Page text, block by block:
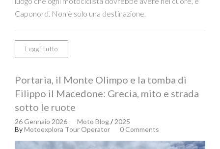
Caponord. Non è solo una destinazione.
Leggi tutto
Portaria, il Monte Olimpo e la tomba di
Filippo il Macedone: Grecia, mito e strada
sotto le ruote
26 Gennaio 2026 Moto Blog/2025
ByMotoexplora Tour Operator 0 Comments